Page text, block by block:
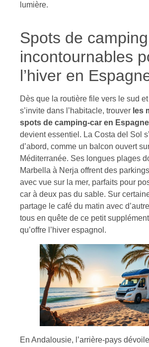
lumière.
Spots de camping
incontournables
l’hiver en
Dès que la routière file vers le sud
s’invite dans l’habitacle, trouver les
spots de camping-car en
devient essentiel. La Costa del Sol
d’abord, comme un balcon ouvert
Méditerranée. Ses longues plages
Marbella à Nerja offrent des
avec vue sur la mer, parfaits pour
car à deux pas du sable. Sur
partage le café du matin avec
tous en quête de ce petit
qu’offre l’hiver espagnol.
En Andalousie, l’arrière-pays